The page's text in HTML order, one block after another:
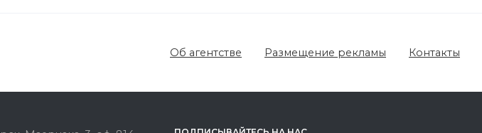
Об агентстве Размещение рекламы Контакты